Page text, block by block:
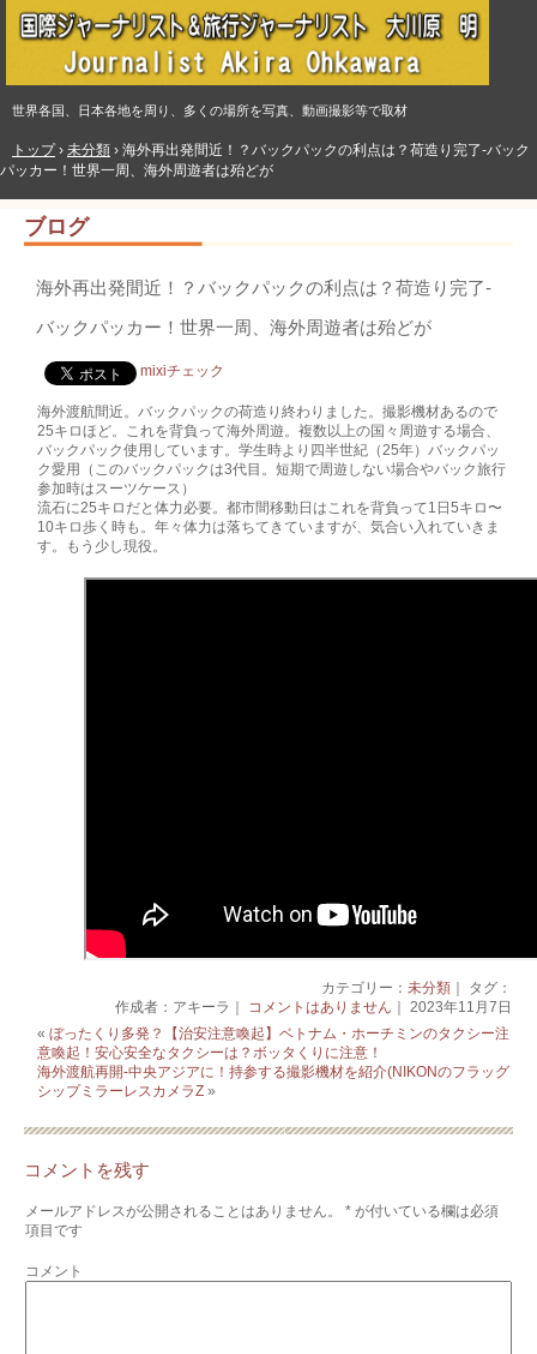
世界各国、日本各地を周り、多くの場所を写真、動画撮影等で取材
トップ› 未分類 › 海外再出発間近！？バックパックの利点は？荷造り完了‐バック
パッカー！世界一周、海外周遊者は殆どが
ブログ
海外再出発間近！？バックパックの利点は？荷造り完了‐
バックパッカー！世界一周、海外周遊者は殆どが
mixiチェック
海外渡航間近。バックパックの荷造り終わりました。撮影機材あるので
25キロほど。これを背負って海外周遊。複数以上の国々周遊する場合、
バックパック使用しています。学生時より四半世紀（25年）バックパッ
ク愛用（このバックパックは3代目。短期で周遊しない場合やバック旅行
参加時はスーツケース）
流石に25キロだと体力必要。都市間移動日はこれを背負って1日5キロ〜
10キロ歩く時も。年々体力は落ちてきていますが、気合い入れていきま
す。もう少し現役。
カテゴリー： 未分類｜ タグ：
作成者：アキーラ｜ コメントはありません ｜ 2023年11月7日
«ぼったくり多発？【治安注意喚起】ベトナム・ホーチミンのタクシー注
意喚起！安心安全なタクシーは？ボッタくりに注意！
海外渡航再開-中央アジアに！持参する撮影機材を紹介(NIKONのフラッグ
シップミラーレスカメラZ »
コメントを残す
メールアドレスが公開されることはありません。 * が付いている欄は必須
項目です
コメント